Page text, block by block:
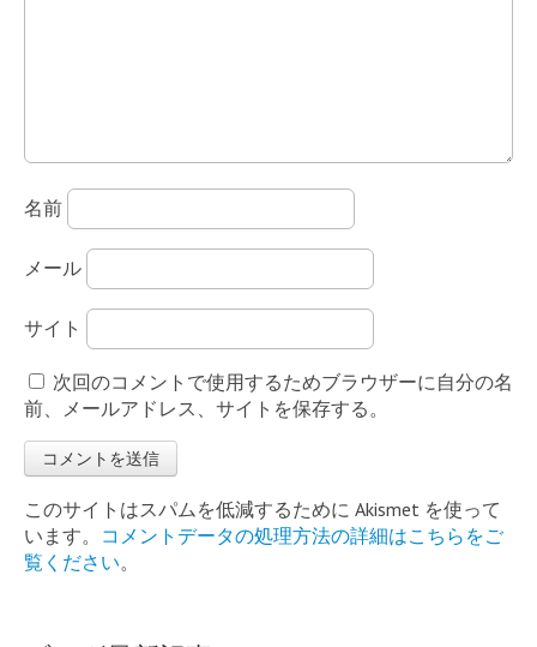
名前
メール
サイト
次回のコメントで使用するためブラウザーに自分の名
前、メールアドレス、サイトを保存する。
このサイトはスパムを低減するために Akismet を使って
います。 コメントデータの処理方法の詳細はこちらをご
覧ください。